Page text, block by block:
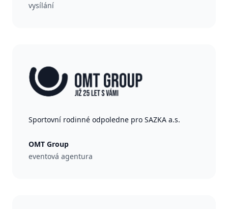
vysílání
Sportovní rodinné odpoledne pro SAZKA a.s.
OMT Group
eventová agentura